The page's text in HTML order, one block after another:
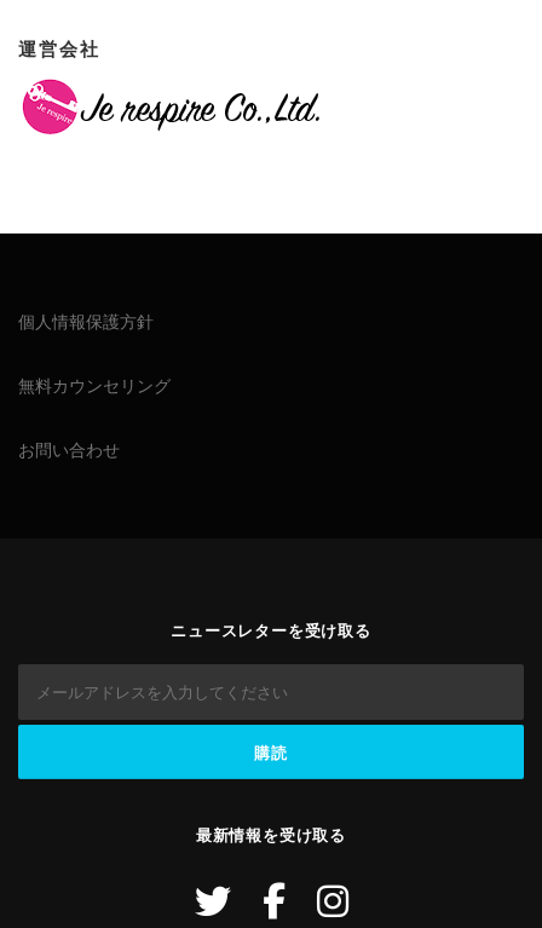
運営会社
個人情報保護方針
無料カウンセリング
お問い合わせ
ニュースレターを受け取る
最新情報を受け取る